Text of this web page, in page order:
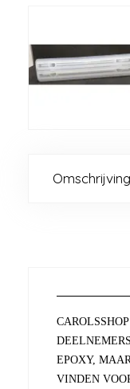
Omschrijving
EPOXY,
VINDEN